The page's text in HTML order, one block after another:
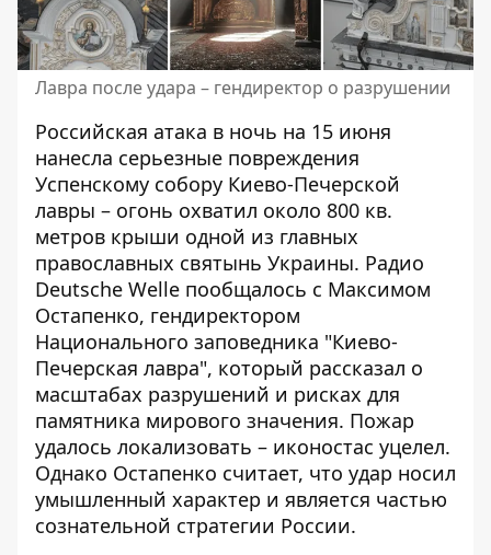
Лавра после удара – гендиректор о разрушении
Российская атака в ночь на 15 июня
нанесла серьезные повреждения
Успенскому собору Киево-Печерской
лавры – огонь охватил около 800 кв.
метров крыши одной из главных
православных святынь Украины. Радио
Deutsche Welle пообщалось с Максимом
Остапенко, гендиректором
Национального заповедника "Киево-
Печерская лавра", который рассказал о
масштабах разрушений и рисках для
памятника мирового значения. Пожар
удалось локализовать – иконостас уцелел.
Однако Остапенко считает, что удар носил
умышленный характер и является частью
сознательной стратегии России.